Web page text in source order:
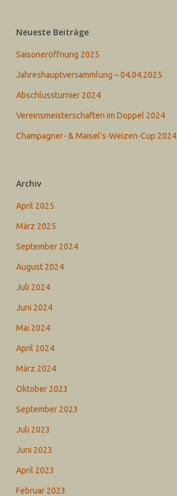
Neueste Beiträge
Saisoneröffnung 2025
Jahreshauptversammlung – 04.04.2025
Abschlussturnier 2024
Vereinsmeisterschaften im Doppel 2024
Champagner- & Maisel‘s-Weizen-Cup 2024
Archiv
April 2025
März 2025
September 2024
August 2024
Juli 2024
Juni 2024
Mai 2024
April 2024
März 2024
Oktober 2023
September 2023
Juli 2023
Juni 2023
April 2023
Februar 2023